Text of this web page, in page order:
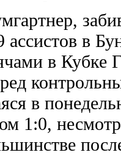
в
в Кубке
в
1:0,